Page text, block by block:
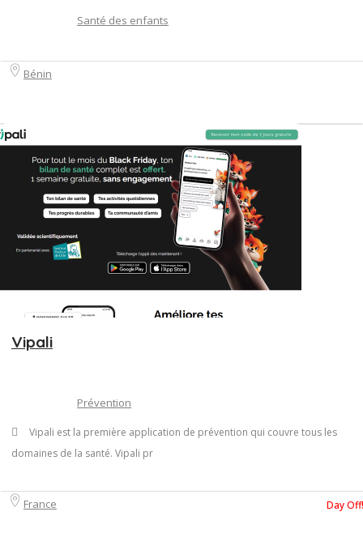
Santé des enfants
Bénin
Vipali
Prévention
Vipali est la première application de prévention qui couvre tous les
domaines de la santé. Vipali pr
France Day Off!